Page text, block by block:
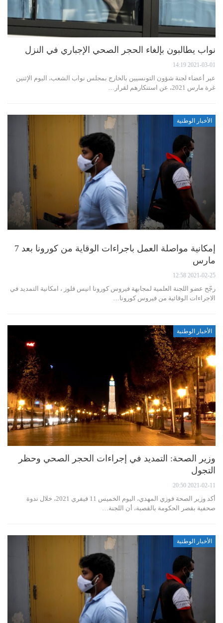
نواب يطالبون بإلغاء الحجر الصحي الإجباري في النزل
2021-03-01 14:19
عبر أعضاء لجنة شؤون التونسيين بالخارج بمجلس نواب الشعب، اليوم الإثنين
غرة مارس 2021، عن استنكارهم لقرار…
الأخبار الوطنية
إمكانية مواصلة العمل باجراءات الوقاية من كورونا بعد 7
مارس
2021-02-25 12:58
رجّح عضو اللجنة العلمية لمجابهة فيروس كورونا انيس قلوز ، امكانية التمديد في
الاجراءات الوقائية من فيروس كورونا…
الأخبار الوطنية
وزير الصحة: التمديد في إجراءات الحجر الصحي وحظر
التجول
2021-02-11 20:50
أكد وزير الصحة فوزي المهدي، اليوم الخميس 11 فيفري 2021، خلال ندوة
صحفية بقصر الحكومة بالقصبة، أن اللجنة…
الأخبار الوطنية